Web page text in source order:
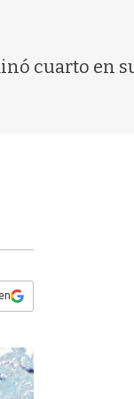
cuarto en